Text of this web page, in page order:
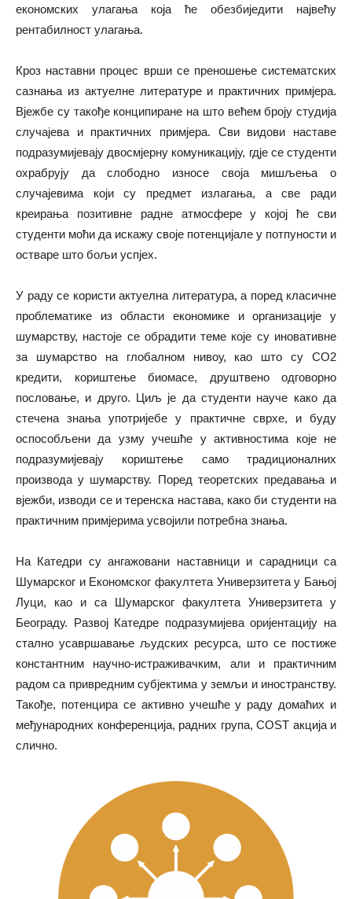
економских улагања која ће обезбиједити највећу
рентабилност улагања.
Кроз наставни процес врши се преношење систематских
сазнања из актуелне литературе и практичних примјера.
Вјежбе су такође конципиране на што већем броју студија
случајева и практичних примјера. Сви видови наставе
подразумијевају двосмјерну комуникацију, гдје се студенти
охрабрују да слободно износе своја мишљења о
случајевима који су предмет излагања, а све ради
креирања позитивне радне атмосфере у којој ће сви
студенти моћи да искажу своје потенцијале у потпуности и
остваре што бољи успјех.
У раду се користи актуелна литература, а поред класичне
проблематике из области економике и организације у
шумарству, настоје се обрадити теме које су иновативне
за шумарство на глобалном нивоу, као што су CO2
кредити, кориштење биомасе, друштвено одговорно
пословање, и друго. Циљ је да студенти науче како да
стечена знања употријебе у практичне сврхе, и буду
оспособљени да узму учешће у активностима које не
подразумијевају кориштење само традиционалних
производа у шумарству. Поред теоретских предавања и
вјежби, изводи се и теренска настава, како би студенти на
практичним примјерима усвојили потребна знања.
На Катедри су ангажовани наставници и сарадници са
Шумарског и Економског факултета Универзитета у Бањој
Луци, као и са Шумарског факултета Универзитета у
Београду. Развој Катедре подразумијева оријентацију на
стално усавршавање људских ресурса, што се постиже
константним научно-истраживачким, али и практичним
радом са привредним субјектима у земљи и иностранству.
Такође, потенцира се активно учешће у раду домаћих и
међународних конференција, радних група, COST акција и
слично.